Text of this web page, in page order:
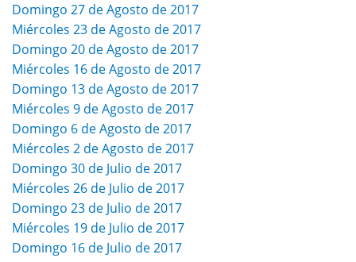
Domingo 27 de Agosto de 2017
Miércoles 23 de Agosto de 2017
Domingo 20 de Agosto de 2017
Miércoles 16 de Agosto de 2017
Domingo 13 de Agosto de 2017
Miércoles 9 de Agosto de 2017
Domingo 6 de Agosto de 2017
Miércoles 2 de Agosto de 2017
Domingo 30 de Julio de 2017
Miércoles 26 de Julio de 2017
Domingo 23 de Julio de 2017
Miércoles 19 de Julio de 2017
Domingo 16 de Julio de 2017